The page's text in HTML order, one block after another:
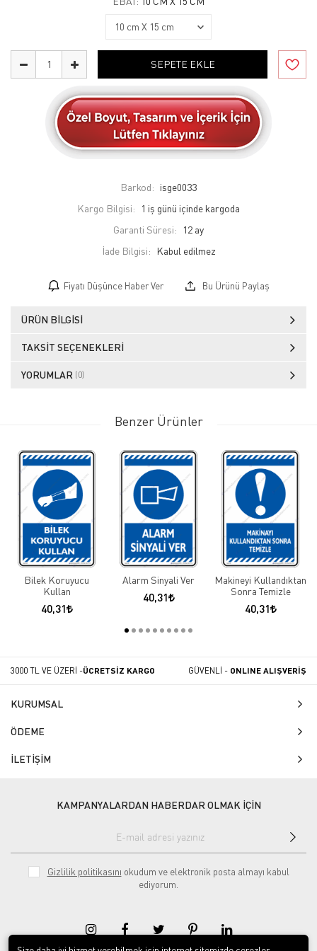
SEPETE EKLE
Barkod: isge0033
Kargo Bilgisi:
1 iş günü içinde kargoda
Garanti Süresi:
12 ay
İade Bilgisi:
Fiyatı Düşünce Haber Ver Bu Ürünü Paylaş
ÜRÜN BILGISI
TAKSIT SEÇENEKLERI
YORUMLAR (0)
Benzer Ürünler
Bilek Koruyucu
Kullan
40,31
Alarm Sinyali Ver
40,31
Makineyi Kullandıktan
Sonra Temizle
40,31
3000 TL VE ÜZERİ -ÜCRETSİZ KARGO GÜVENLİ - ONLINE ALIŞVERİŞ
KURUMSAL
ÖDEME
İLETİŞİM
KAMPANYALARDAN HABERDAR OLMAK İÇİN
Gizlilik politikasını okudum ve elektronik posta almayı kabul
ediyorum.